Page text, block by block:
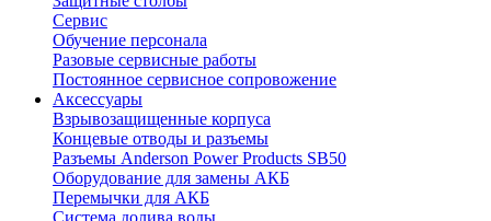
Сервис
Обучение персонала
Разовые сервисные работы
Постоянное сервисное сопровожение
Аксессуары
Взрывозащищенные корпуса
Концевые отводы и разъемы
Разъемы Anderson Power Products SB50
Оборудование для замены АКБ
Перемычки для АКБ
Система долива воды